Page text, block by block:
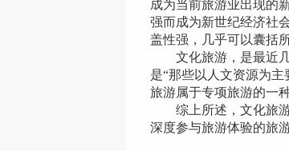
成为当前旅游业出现的
强而成为新世纪经济社
盖性强，几乎可以囊括
文化旅游，是最近几
是“那些以人文资源为
旅游属于专项旅游的一
综上所述，文化旅游
深度参与旅游体验的旅